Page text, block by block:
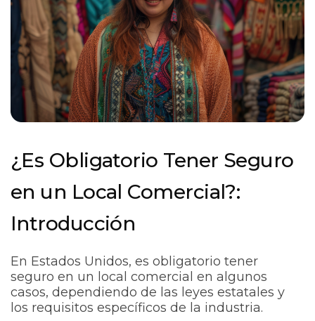
¿Es Obligatorio Tener Seguro
en un Local Comercial?:
Introducción
En Estados Unidos, es obligatorio tener
seguro en un local comercial en algunos
casos, dependiendo de las leyes estatales y
los requisitos específicos de la industria.